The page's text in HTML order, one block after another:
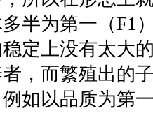
半为第一（F1
定上没有太大
，而繁殖出的
如以品质为第